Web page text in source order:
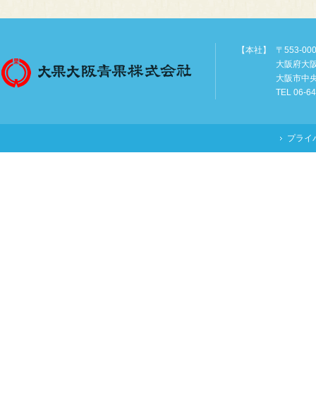
【本社】
〒553-
大阪府大
大阪市中
TEL 06-
プライ